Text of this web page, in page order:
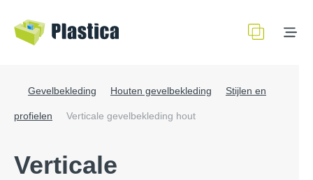
Gevelbekleding Houten gevelbekleding Stijlen en
profielen Verticale gevelbekleding hout
Verticale